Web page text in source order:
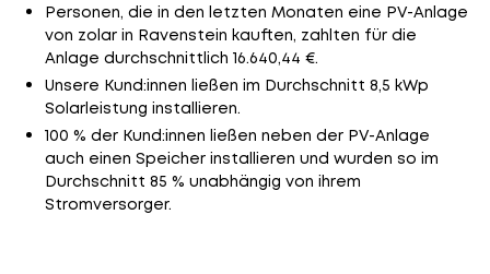
Personen, die in den letzten Monaten eine PV-Anlage
von zolar in Ravenstein kauften, zahlten für die
Anlage durchschnittlich 16.640,44 €.
Unsere Kund:innen ließen im Durchschnitt 8,5 kWp
Solarleistung installieren.
100 % der Kund:innen ließen neben der PV-Anlage
auch einen Speicher installieren und wurden so im
Durchschnitt 85 % unabhängig von ihrem
Stromversorger.